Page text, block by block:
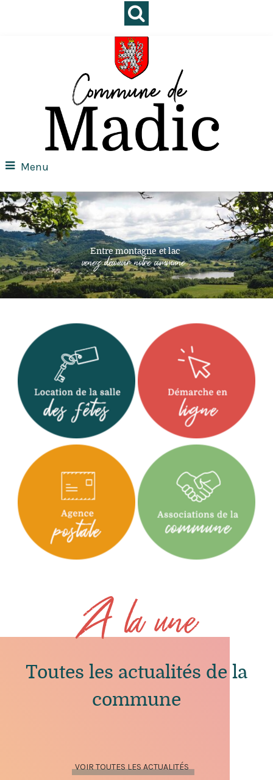
Menu
Entre montagne et lac
venez découvir notre commune
A la une
Toutes les actualités de la
commune
VOIR TOUTES LES ACTUALITÉS